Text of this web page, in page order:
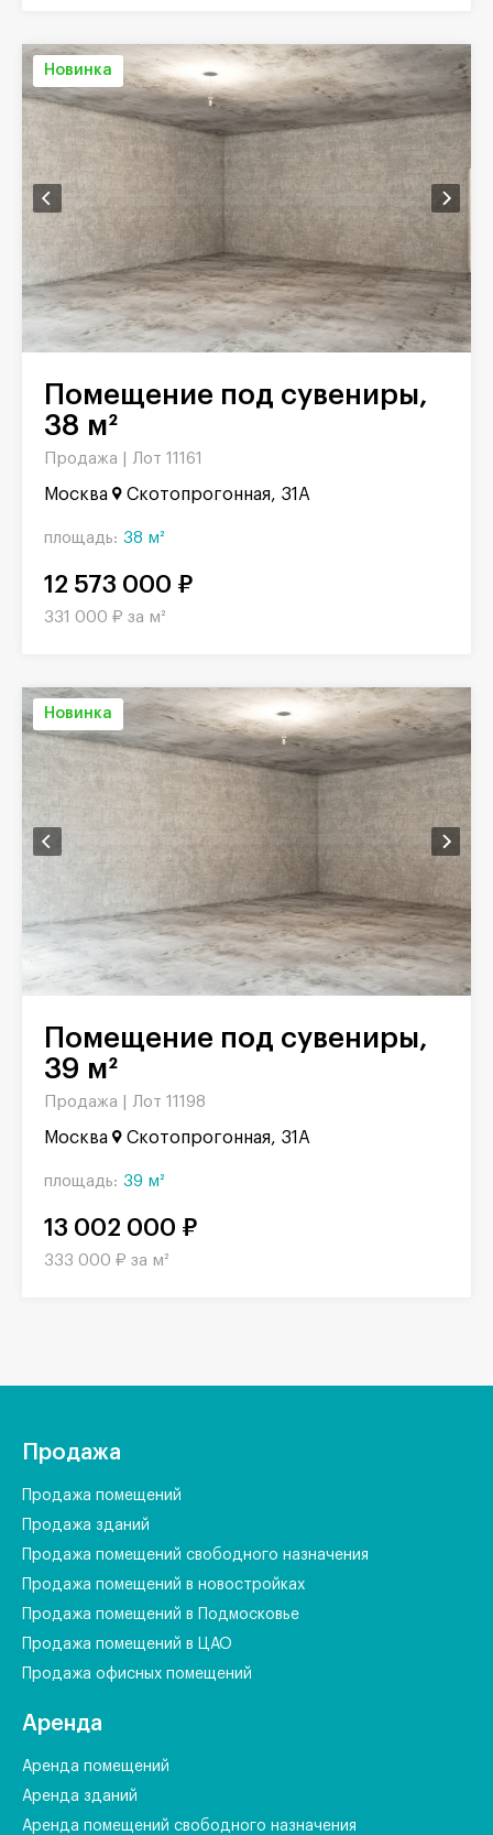
Новинка
Помещение под сувениры,
38 м²
Продажа | Лот 11161
Москва Скотопрогонная, 31А
площадь: 38 м²
12 573 000 ₽
331 000 ₽ за м²
Новинка
Помещение под сувениры,
39 м²
Продажа | Лот 11198
Москва Скотопрогонная, 31А
площадь: 39 м²
13 002 000 ₽
333 000 ₽ за м²
Продажа
Продажа помещений
Продажа зданий
Продажа помещений свободного назначения
Продажа помещений в новостройках
Продажа помещений в Подмосковье
Продажа помещений в ЦАО
Продажа офисных помещений
Аренда
Аренда помещений
Аренда зданий
Аренда помещений свободного назначения